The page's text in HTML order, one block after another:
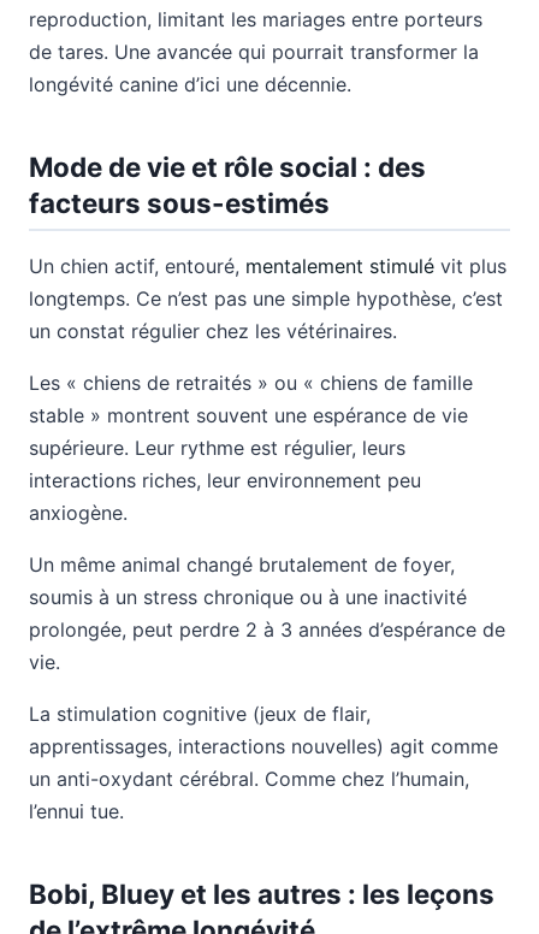
reproduction, limitant les mariages entre porteurs
de tares. Une avancée qui pourrait transformer la
longévité canine d’ici une décennie.
Mode de vie et rôle social : des
facteurs sous-estimés
Un chien actif, entouré, mentalement stimulé vit plus
longtemps. Ce n’est pas une simple hypothèse, c’est
un constat régulier chez les vétérinaires.
Les « chiens de retraités » ou « chiens de famille
stable » montrent souvent une espérance de vie
supérieure. Leur rythme est régulier, leurs
interactions riches, leur environnement peu
anxiogène.
Un même animal changé brutalement de foyer,
soumis à un stress chronique ou à une inactivité
prolongée, peut perdre 2 à 3 années d’espérance de
vie.
La stimulation cognitive (jeux de flair,
apprentissages, interactions nouvelles) agit comme
un anti-oxydant cérébral. Comme chez l’humain,
l’ennui tue.
Bobi, Bluey et les autres : les leçons